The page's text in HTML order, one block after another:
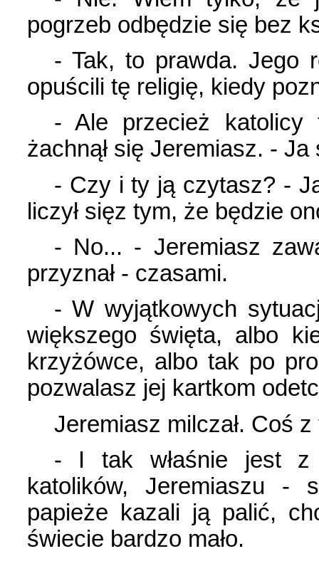
pogrzeb odbędzie się bez
- Tak, to prawda. Jego
opuścili tę religię, kiedy
- Ale przecież
żachnął się Jeremiasz. -
- Czy i ty ją czytasz? -
liczył sięz tym, że będzie
- No... - Jeremiasz
przyznał - czasami.
- W wyjątkowych
większego święta, albo
krzyżówce, albo tak po
pozwalasz jej kartkom
Jeremiasz milczał. Coś z
- I tak właśnie jest z
katolików, Jeremiaszu -
papieże kazali ją palić,
świecie bardzo mało.